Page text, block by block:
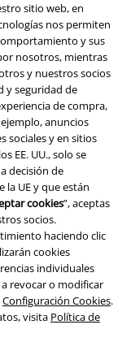
sitio web, en
nos permiten
y sus
nosotros, mientras
y nuestros socios
y seguridad de
de compra,
anuncios
sociales y en sitios
EE. UU., solo se
decisión de
la UE y que están
cookies”, aceptas
socios.
haciendo clic
cookies
individuales
a revocar o modificar
Configuración Cookies.
visita Política de